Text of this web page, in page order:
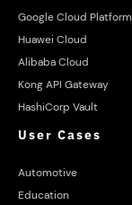
Google Cloud Platform
Huawei Cloud
Alibaba Cloud
Kong API Gateway
HashiCorp Vault
User Cases
Automotive
Education